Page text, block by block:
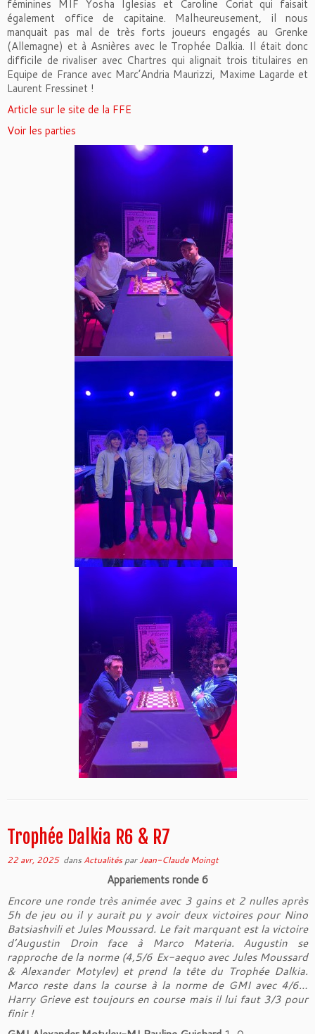
féminines MIF Yosha Iglesias et Caroline Coriat qui faisait
également office de capitaine. Malheureusement, il nous
manquait pas mal de très forts joueurs engagés au Grenke
(Allemagne) et à Asnières avec le Trophée Dalkia. Il était donc
difficile de rivaliser avec Chartres qui alignait trois titulaires en
Equipe de France avec Marc’Andria Maurizzi, Maxime Lagarde et
Laurent Fressinet !
Article sur le site de la FFE
Voir les parties
Trophée Dalkia R6 & R7
22 avr, 2025dans ActualitésparJean-Claude Moingt
Appariements ronde 6
Encore une ronde très animée avec 3 gains et 2 nulles après
5h de jeu ou il y aurait pu y avoir deux victoires pour Nino
Batsiashvili et Jules Moussard. Le fait marquant est la victoire
d’Augustin Droin face à Marco Materia. Augustin se
rapproche de la norme (4,5/6 Ex-aequo avec Jules Moussard
& Alexander Motylev) et prend la tête du Trophée Dalkia.
Marco reste dans la course à la norme de GMI avec 4/6…
Harry Grieve est toujours en course mais il lui faut 3/3 pour
finir !